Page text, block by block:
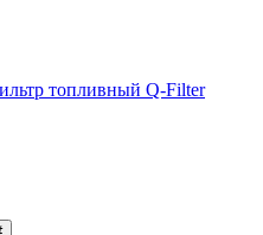
топливный Q-Filter